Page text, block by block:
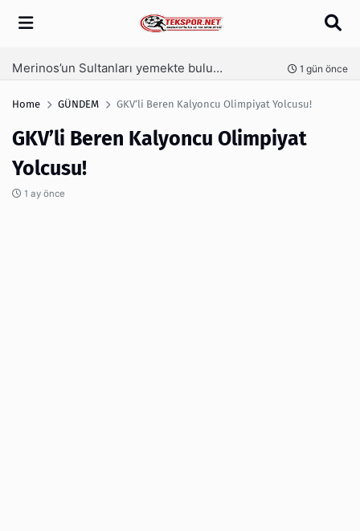
Arama
Merinos’un Sultanları yemekte buluştu 1 gün önce
Home GÜNDEM GKV’li Beren Kalyoncu Olimpiyat Yolcusu!
GKV’li Beren Kalyoncu Olimpiyat
Yolcusu!
1 ay önce